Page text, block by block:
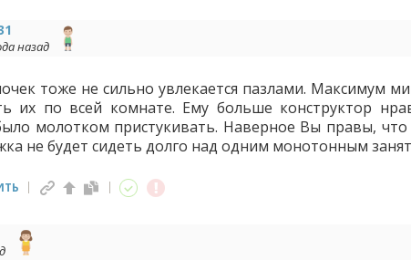
назад
тоже не сильно увлекается пазлами. Максимум
их по всей комнате. Ему больше конструктор
молотком пристукивать. Наверное Вы правы,
не будет сидеть долго над одним монотонным